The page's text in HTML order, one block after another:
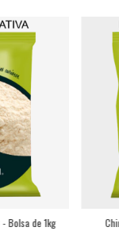
Bolsa de 1kg